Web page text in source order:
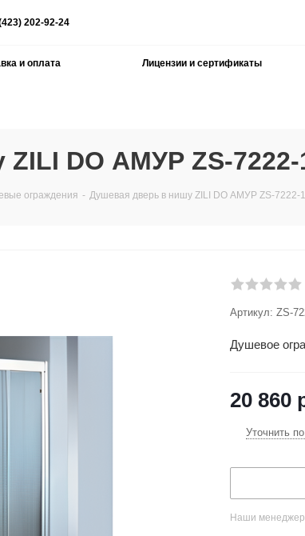
202-92-24
и оплата Лицензии и сертификаты
DO АМУР ZS-7222-
ограждения - Душевая дверь в нишу ZILI DO АМУР ZS-7222-
Артикул: ZS-
Душевое
20 860
Уточнить
Наши